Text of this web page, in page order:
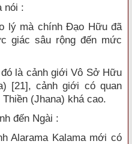
nói :
lý mà chính Đạo Hữu đã
giác sâu rộng đến mức
là cảnh giới Vô Sở Hữu
[21], cảnh giới có quan
(Jhana) khá cao.
đến Ngài :
Alarama Kalama mới có